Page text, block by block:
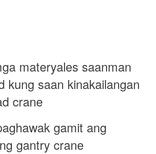
materyales saanman
kung saan kinakailangan
crane
gamit ang
gantry crane